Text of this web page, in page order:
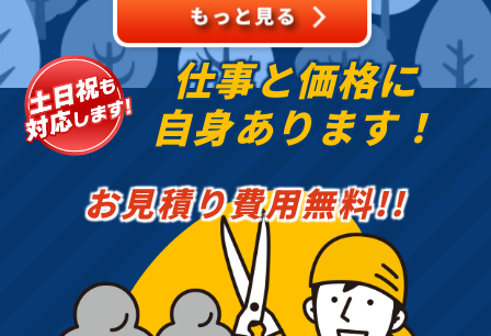
仕事と価格に
自身あります！
お見積り費用無料!!